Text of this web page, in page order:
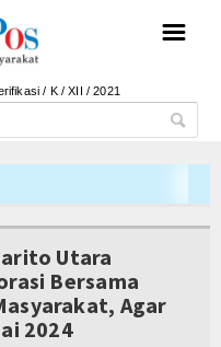
☰
/ K / XII / 2021
Jadi Mesin Pertumbuhan,
Minta Dugaan Intimidasi
Literasi Keuangan,
Utara
Bersama
Agar
2024